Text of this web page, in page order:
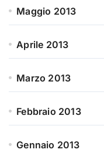
Maggio 2013
Aprile 2013
Marzo 2013
Febbraio 2013
Gennaio 2013